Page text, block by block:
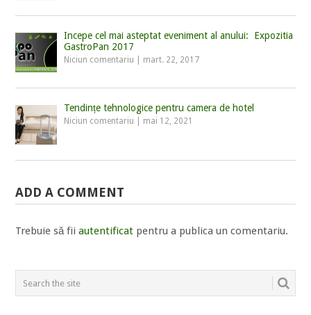
Incepe cel mai asteptat eveniment al anului: Expozitia
GastroPan 2017
Niciun comentariu mart. 22, 2017
Tendințe tehnologice pentru camera de hotel
Niciun comentariu mai 12, 2021
ADD A COMMENT
Trebuie să fiiautentificat pentru a publica un comentariu.